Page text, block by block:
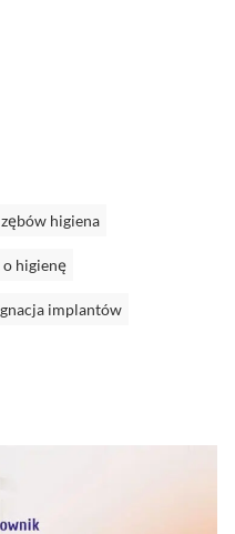
higiena
o higienę
implantów